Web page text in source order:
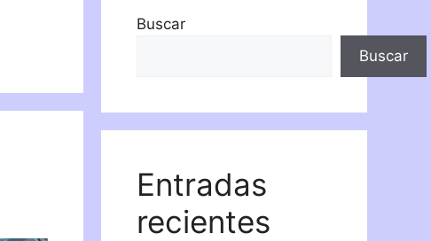
Buscar
Buscar
Entradas
recientes